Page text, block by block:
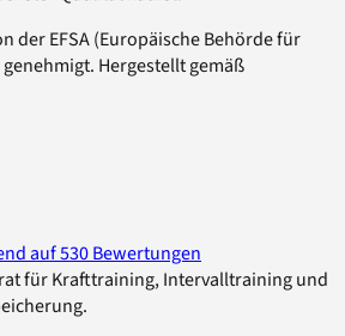
der EFSA (Europäische Behörde für
Hergestellt gemäß
auf 530 Bewertungen
für Krafttraining, Intervalltraining und